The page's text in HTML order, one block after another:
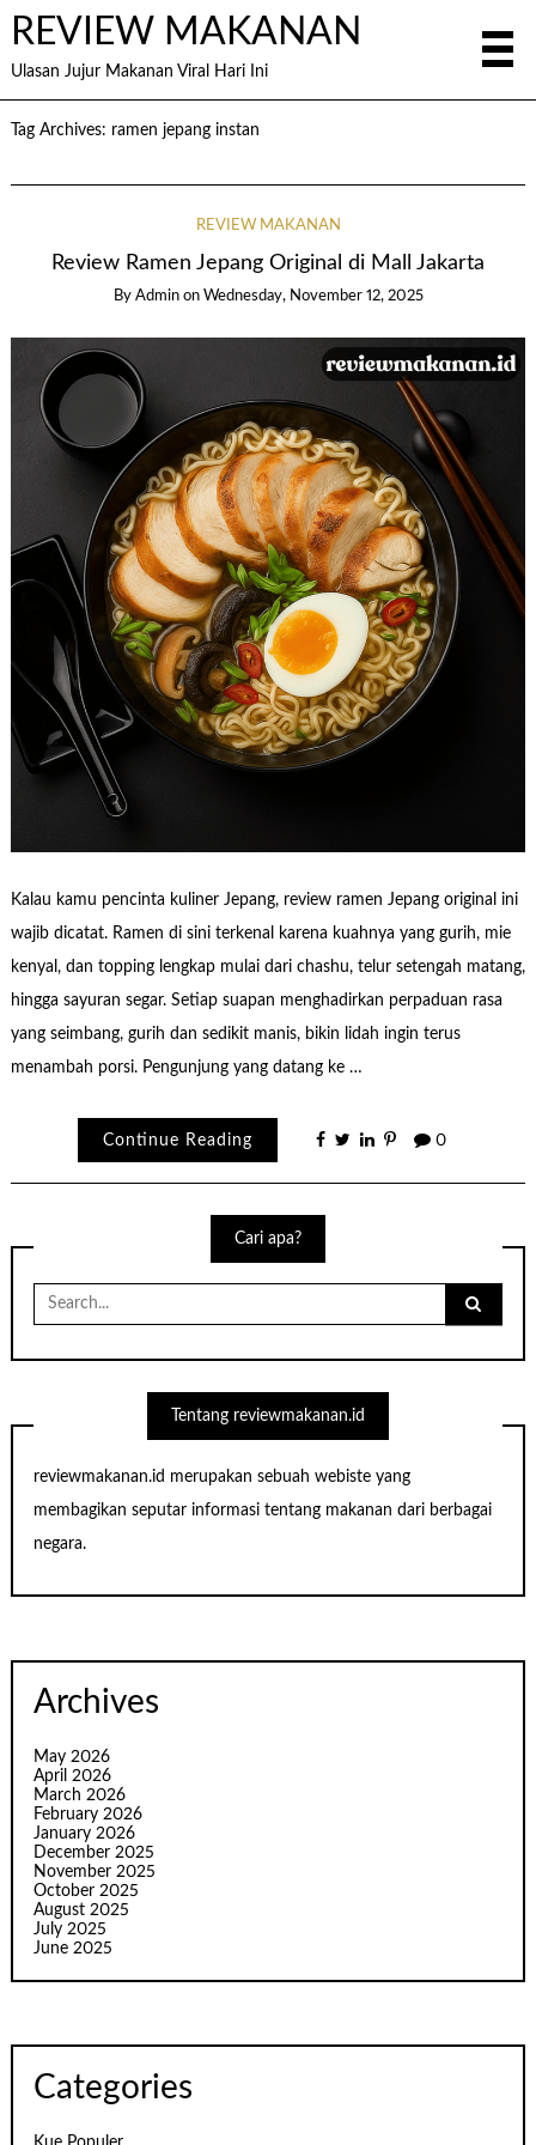
REVIEW MAKANAN
Ulasan Jujur Makanan Viral Hari Ini
Tag Archives: ramen jepang instan
REVIEW MAKANAN
Review Ramen Jepang Original di Mall Jakarta
By Admin on Wednesday, November 12, 2025
Kalau kamu pencinta kuliner Jepang, review ramen Jepang original ini
wajib dicatat. Ramen di sini terkenal karena kuahnya yang gurih, mie
kenyal, dan topping lengkap mulai dari chashu, telur setengah matang,
hingga sayuran segar. Setiap suapan menghadirkan perpaduan rasa
yang seimbang, gurih dan sedikit manis, bikin lidah ingin terus
menambah porsi. Pengunjung yang datang ke …
Continue Reading 0
Cari apa?
Search
for:
Tentang reviewmakanan.id
reviewmakanan.id merupakan sebuah webiste yang
membagikan seputar informasi tentang makanan dari berbagai
negara.
Archives
May 2026
April 2026
March 2026
February 2026
January 2026
December 2025
November 2025
October 2025
August 2025
July 2025
June 2025
Categories